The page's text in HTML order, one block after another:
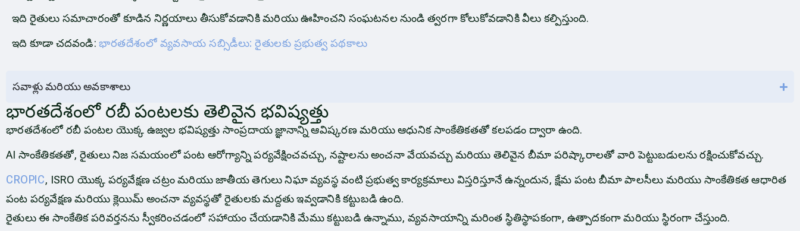
ఇది రైతులు సమాచారంతో కూడిన నిర్ణయాలు తీసుకోవడానికి మరియు ఊహించని సంఘటనల నుండి త్వరగా కోలుకోవడానికి వీలు కల్పిస్తుంది.
ఇది కూడా చదవండి:భారతదేశంలో వ్యవసాయ సబ్సిడీలు: రైతులకు ప్రభుత్వ పథకాలు
సవాళ్లు మరియు అవకాశాలు
భారతదేశంలో రబీ పంటలకు తెలివైన భవిష్యత్తు
భారతదేశంలో రబీ పంటల యొక్క ఉజ్వల భవిష్యత్తు సాంప్రదాయ జ్ఞానాన్ని ఆవిష్కరణ మరియు ఆధునిక సాంకేతికతతో కలపడం ద్వారా ఉంది.
AI సాంకేతికతతో, రైతులు నిజ సమయంలో పంట ఆరోగ్యాన్ని పర్యవేక్షించవచ్చు, నష్టాలను అంచనా వేయవచ్చు మరియు తెలివైన బీమా పరిష్కారాలతో వారి పెట్టుబడులను రక్షించుకోవచ్చు.
CROPIC, ISRO యొక్క పర్యవేక్షణ చట్రం మరియు జాతీయ తెగులు నిఘా వ్యవస్థ వంటి ప్రభుత్వ కార్యక్రమాలు విస్తరిస్తూనే ఉన్నందున, క్షేమ పంట బీమా పాలసీలు మరియు సాంకేతికత ఆధారిత
పంట పర్యవేక్షణ మరియు క్లెయిమ్ అంచనా వ్యవస్థతో రైతులకు మద్దతు ఇవ్వడానికి కట్టుబడి ఉంది.
రైతులు ఈ సాంకేతిక పరివర్తనను స్వీకరించడంలో సహాయం చేయడానికి మేము కట్టుబడి ఉన్నాము, వ్యవసాయాన్ని మరింత స్థితిస్థాపకంగా, ఉత్పాదకంగా మరియు స్థిరంగా చేస్తుంది.